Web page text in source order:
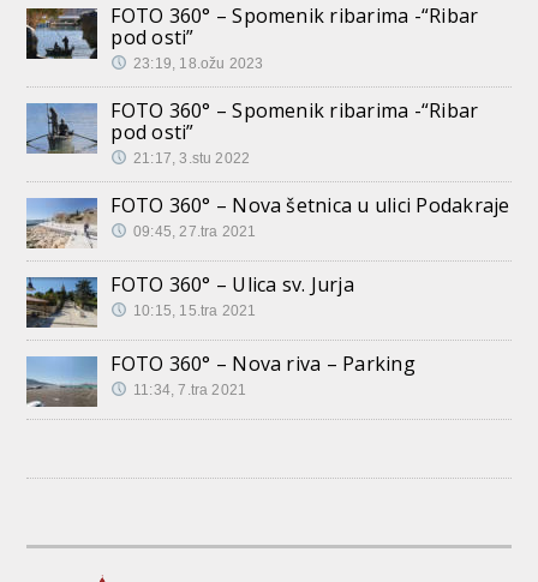
FOTO 360° – Spomenik ribarima -“Ribar
pod osti”
23:19, 18.ožu 2023
FOTO 360° – Spomenik ribarima -“Ribar
pod osti”
21:17, 3.stu 2022
FOTO 360° – Nova šetnica u ulici Podakraje
09:45, 27.tra 2021
FOTO 360° – Ulica sv. Jurja
10:15, 15.tra 2021
FOTO 360° – Nova riva – Parking
11:34, 7.tra 2021